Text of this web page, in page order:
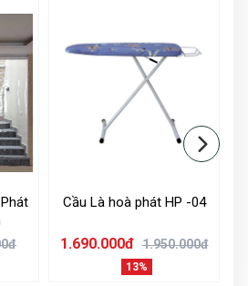
xuyên sử dụng thì không cần
trong trường hợp bạn ít sử dụng
khung để kéo dài tuổi thọ của
Cầu Là hoà phát HP -04
1.690.000đ 1.950.000đ
13%